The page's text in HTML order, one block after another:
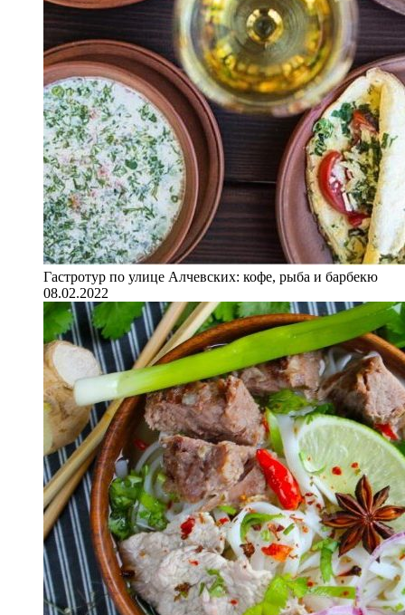
Гастротур по улице Алчевских: кофе, рыба и барбекю
08.02.2022